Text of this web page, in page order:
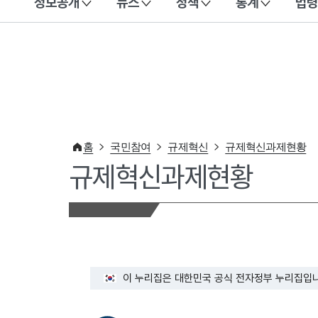
이 누리집은 대한민국 공식 전자정부 누리집입니다.
홈 국민참여 규제혁신 규제혁신과제현황
규제혁신과제현황